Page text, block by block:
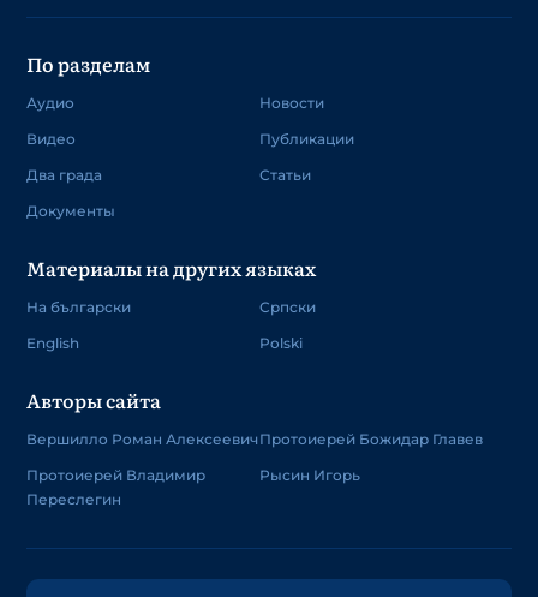
По разделам
Аудио
Видео
Два града
Документы
Новости
Публикации
Статьи
Материалы на других языках
На български
English
Српски
Polski
Авторы сайта
Вершилло Роман Алексеевич
Протоиерей Владимир
Переслегин
Протоиерей Божидар Главев
Рысин Игорь